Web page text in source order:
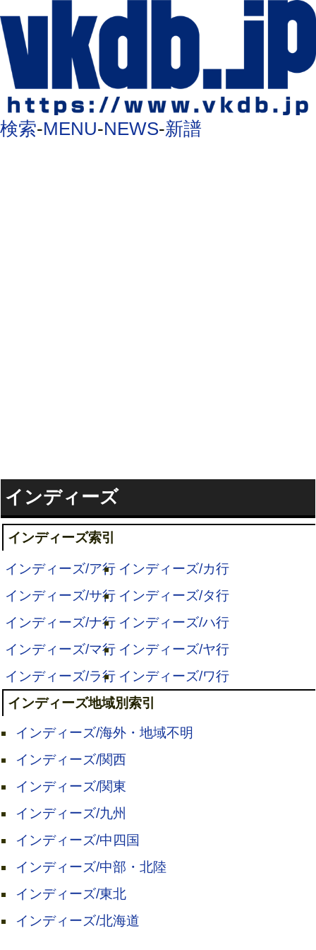
検索-MENU-NEWS-新譜
インディーズ
インディーズ索引
インディーズ/ア行 インディーズ/カ行
インディーズ/サ行 インディーズ/タ行
インディーズ/ナ行 インディーズ/ハ行
インディーズ/マ行 インディーズ/ヤ行
インディーズ/ラ行 インディーズ/ワ行
インディーズ地域別索引
インディーズ/海外・地域不明
インディーズ/関西
インディーズ/関東
インディーズ/九州
インディーズ/中四国
インディーズ/中部・北陸
インディーズ/東北
インディーズ/北海道